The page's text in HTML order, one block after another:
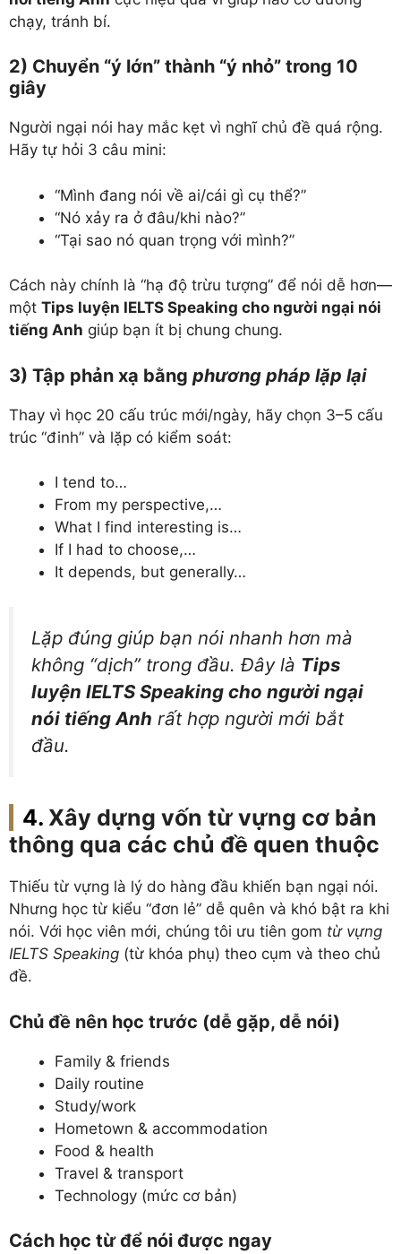
chạy, tránh bí.
2) Chuyển “ý lớn” thành “ý nhỏ” trong 10
giây
Người ngại nói hay mắc kẹt vì nghĩ chủ đề quá rộng.
Hãy tự hỏi 3 câu mini:
“Mình đang nói về ai/cái gì cụ thể?”
“Nó xảy ra ở đâu/khi nào?”
“Tại sao nó quan trọng với mình?”
Cách này chính là “hạ độ trừu tượng” để nói dễ hơn—
một Tips luyện IELTS Speaking cho người ngại nói
tiếng Anh giúp bạn ít bị chung chung.
3) Tập phản xạ bằng phương pháp lặp lại
Thay vì học 20 cấu trúc mới/ngày, hãy chọn 3–5 cấu
trúc “đinh” và lặp có kiểm soát:
I tend to…
From my perspective,…
What I find interesting is…
If I had to choose,…
It depends, but generally…
Lặp đúng giúp bạn nói nhanh hơn mà
không “dịch” trong đầu. Đây là Tips
luyện IELTS Speaking cho người ngại
nói tiếng Anh rất hợp người mới bắt
đầu.
Xây dựng vốn từ vựng cơ bản
thông qua các chủ đề quen thuộc
Thiếu từ vựng là lý do hàng đầu khiến bạn ngại nói.
Nhưng học từ kiểu “đơn lẻ” dễ quên và khó bật ra khi
nói. Với học viên mới, chúng tôi ưu tiên gom từ vựng
IELTS Speaking (từ khóa phụ) theo cụm và theo chủ
đề.
Chủ đề nên học trước (dễ gặp, dễ nói)
Family & friends
Daily routine
Study/work
Hometown & accommodation
Food & health
Travel & transport
Technology (mức cơ bản)
Cách học từ để nói được ngay